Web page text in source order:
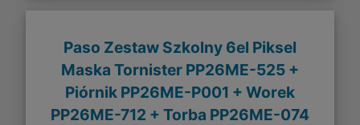
Paso Zestaw Szkolny 6el Piksel
Maska Tornister PP26ME-525 +
Piórnik PP26ME-P001 + Worek
PP26ME-712 + Torba PP26ME-074